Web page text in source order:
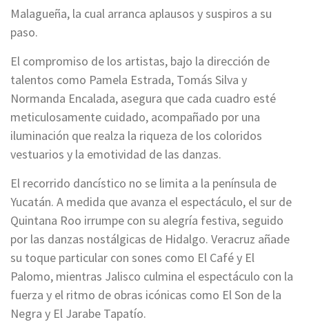
Malagueña, la cual arranca aplausos y suspiros a su
paso.
El compromiso de los artistas, bajo la dirección de
talentos como Pamela Estrada, Tomás Silva y
Normanda Encalada, asegura que cada cuadro esté
meticulosamente cuidado, acompañado por una
iluminación que realza la riqueza de los coloridos
vestuarios y la emotividad de las danzas.
El recorrido dancístico no se limita a la península de
Yucatán. A medida que avanza el espectáculo, el sur de
Quintana Roo irrumpe con su alegría festiva, seguido
por las danzas nostálgicas de Hidalgo. Veracruz añade
su toque particular con sones como El Café y El
Palomo, mientras Jalisco culmina el espectáculo con la
fuerza y el ritmo de obras icónicas como El Son de la
Negra y El Jarabe Tapatío.